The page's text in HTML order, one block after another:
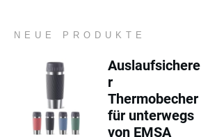
NEUE PRODUKTE
Auslaufsichere
r
Thermobecher
für unterwegs
von EMSA